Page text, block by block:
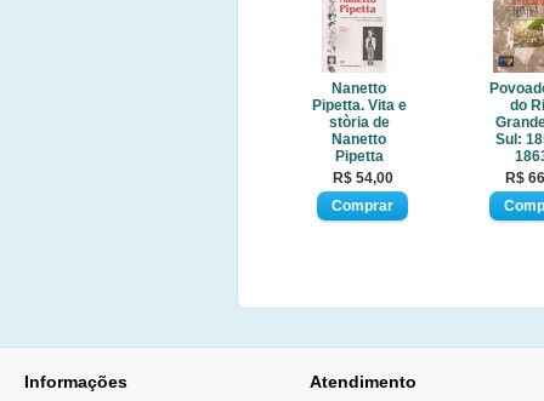
Nanetto
Pipetta. Vita e
stòria de
Nanetto
Pipetta
R$ 54,00
do
Sul:
R$
Informações Atendimento